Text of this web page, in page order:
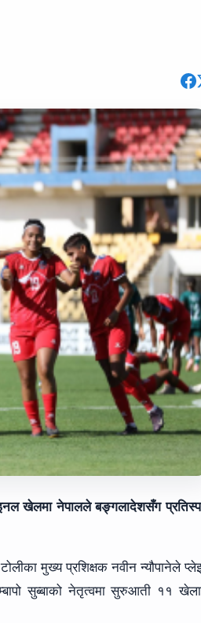
खेलमा नेपालले बङ्गलादेशसँग
मुख्य प्रशिक्षक नवीन न्यौपानेले
सुब्बाको नेतृत्वमा सुरुआती ११